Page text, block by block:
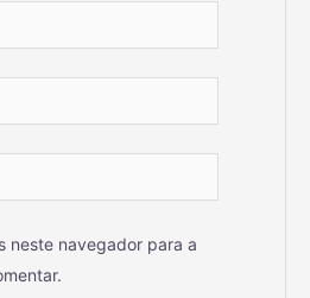
neste navegador para a